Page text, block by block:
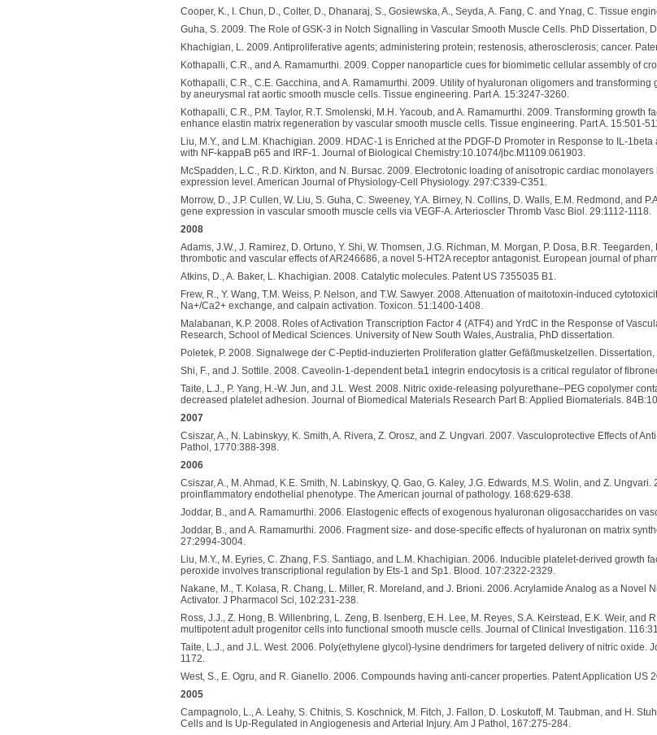
Cooper, K., I. Chun, D., Colter, D., Dhanaraj, S., Gosiewska, A., Seyda, A. Fang, C. and Ynag, C. Tissue
Guha, S. 2009. The Role of GSK-3 in Notch Signalling in Vascular Smooth Muscle Cells. PhD Dissertation,
Khachigian, L. 2009. Antiproliferative agents; administering protein; restenosis, atherosclerosis; cancer.
Kothapalli, C.R., and A. Ramamurthi. 2009. Copper nanoparticle cues for biomimetic cellular assembly of
Kothapalli, C.R., C.E. Gacchina, and A. Ramamurthi. 2009. Utility of hyaluronan oligomers and
by aneurysmal rat aortic smooth muscle cells. Tissue engineering. Part A. 15:3247-3260.
Kothapalli, C.R., P.M. Taylor, R.T. Smolenski, M.H. Yacoub, and A. Ramamurthi. 2009. Transforming
enhance elastin matrix regeneration by vascular smooth muscle cells. Tissue engineering. Part A. 15:501-
Liu, M.Y., and L.M. Khachigian. 2009. HDAC-1 is Enriched at the PDGF-D Promoter in Response to IL-
with NF-kappaB p65 and IRF-1. Journal of Biological Chemistry:10.1074/jbc.M1109.061903.
McSpadden, L.C., R.D. Kirkton, and N. Bursac. 2009. Electrotonic loading of anisotropic cardiac
expression level. American Journal of Physiology-Cell Physiology. 297:C339-C351.
Morrow, D., J.P. Cullen, W. Liu, S. Guha, C. Sweeney, Y.A. Birney, N. Collins, D. Walls, E.M. Redmond, and
gene expression in vascular smooth muscle cells via VEGF-A. Arterioscler Thromb Vasc Biol. 29:1112-1118.
2008
Adams, J.W., J. Ramirez, D. Ortuno, Y. Shi, W. Thomsen, J.G. Richman, M. Morgan, P. Dosa, B.R.
thrombotic and vascular effects of AR246686, a novel 5-HT2A receptor antagonist. European journal of
Atkins, D., A. Baker, L. Khachigian. 2008. Catalytic molecules. Patent US 7355035 B1.
Frew, R., Y. Wang, T.M. Weiss, P. Nelson, and T.W. Sawyer. 2008. Attenuation of maitotoxin-induced
Na+/Ca2+ exchange, and calpain activation. Toxicon. 51:1400-1408.
Malabanan, K.P. 2008. Roles of Activation Transcription Factor 4 (ATF4) and YrdC in the Response of
Research, School of Medical Sciences. University of New South Wales, Australia, PhD dissertation.
Poletek, P. 2008. Signalwege der C-Peptid-induzierten Proliferation glatter Gefäßmuskelzellen. Dissertation,
Shi, F., and J. Sottile. 2008. Caveolin-1-dependent beta1 integrin endocytosis is a critical regulator of
Taite, L.J., P. Yang, H.-W. Jun, and J.L. West. 2008. Nitric oxide-releasing polyurethane–PEG copolymer
decreased platelet adhesion. Journal of Biomedical Materials Research Part B: Applied Biomaterials.
2007
Csiszar, A., N. Labinskyy, K. Smith, A. Rivera, Z. Orosz, and Z. Ungvari. 2007. Vasculoprotective Effects of
Pathol, 1770:388-398.
2006
Csiszar, A., M. Ahmad, K.E. Smith, N. Labinskyy, Q. Gao, G. Kaley, J.G. Edwards, M.S. Wolin, and Z.
proinflammatory endothelial phenotype. The American journal of pathology. 168:629-638.
Joddar, B., and A. Ramamurthi. 2006. Elastogenic effects of exogenous hyaluronan oligosaccharides on
Joddar, B., and A. Ramamurthi. 2006. Fragment size- and dose-specific effects of hyaluronan on matrix
27:2994-3004.
Liu, M.Y., M. Eyries, C. Zhang, F.S. Santiago, and L.M. Khachigian. 2006. Inducible platelet-derived growth
peroxide involves transcriptional regulation by Ets-1 and Sp1. Blood. 107:2322-2329.
Nakane, M., T. Kolasa, R. Chang, L. Miller, R. Moreland, and J. Brioni. 2006. Acrylamide Analog as a Novel
Activator. J Pharmacol Sci, 102:231-238.
Ross, J.J., Z. Hong, B. Willenbring, L. Zeng, B. Isenberg, E.H. Lee, M. Reyes, S.A. Keirstead, E.K. Weir,
multipotent adult progenitor cells into functional smooth muscle cells. Journal of Clinical Investigation.
Taite, L.J., and J.L. West. 2006. Poly(ethylene glycol)-lysine dendrimers for targeted delivery of nitric oxide.
1172.
West, S., E. Ogru, and R. Gianello. 2006. Compounds having anti-cancer properties. Patent Application US
2005
Campagnolo, L., A. Leahy, S. Chitnis, S. Koschnick, M. Fitch, J. Fallon, D. Loskutoff, M. Taubman, and H.
Cells and Is Up-Regulated in Angiogenesis and Arterial Injury. Am J Pathol, 167:275-284.